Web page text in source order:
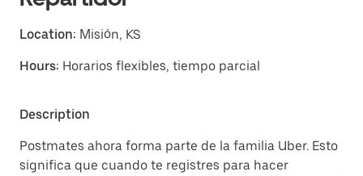
Location: Misión, KS
Hours: Horarios flexibles, tiempo parcial
Description
Postmates ahora forma parte de la familia Uber. Esto
significa que cuando te registres para hacer